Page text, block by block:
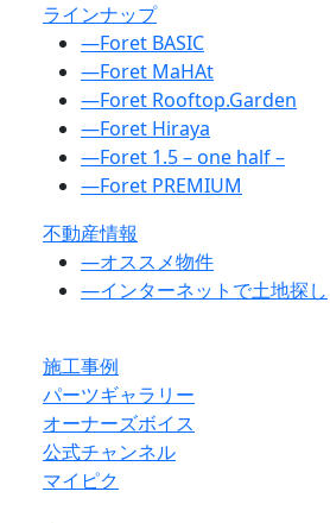
ラインナップ
―Foret BASIC
―Foret MaHAt
―Foret Rooftop.Garden
―Foret Hiraya
―Foret 1.5 – one half –
―Foret PREMIUM
不動産情報
―オススメ物件
―インターネットで土地探し
施工事例
パーツギャラリー
オーナーズボイス
公式チャンネル
マイピク